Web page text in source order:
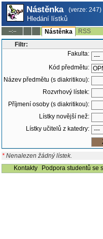
Nástěnka (verze: 247)
Hledání lístků
--:-- Nástěnka
RSS
Filtr:
Fakulta:
Kód předmětu:
Název předmětu (s diakritikou):
Rozvrhový lístek:
Příjmení osoby (s diakritikou):
Lístky novější než:
Lístky učitelů z katedry:
* Nenalezen žádný lístek.
Kontakty
Podpora studentů se